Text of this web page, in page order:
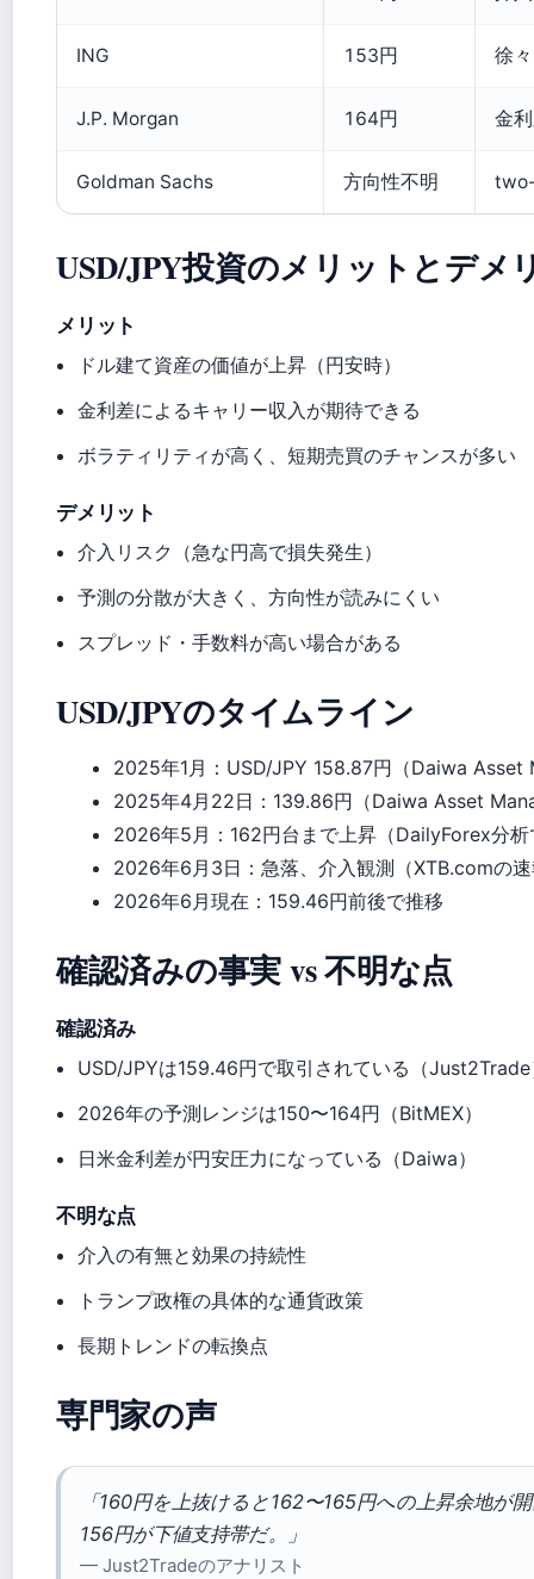
ING 153円 徐
J.P. Morgan 164円 金
Goldman Sachs 方向性不明
USD/JPY投資のメリットとデメ
メリット
ドル建て資産の価値が上昇（円安時）
金利差によるキャリー収入が期待できる
ボラティリティが高く、短期売買のチャンスが多い
デメリット
介入リスク（急な円高で損失発生）
予測の分散が大きく、方向性が読みにくい
スプレッド・手数料が高い場合がある
USD/JPYのタイムライン
2025年1月 ：USD/JPY 158.87円（Daiwa
2025年4月22日 ：139.86円（Daiwa Asset
2026年5月 ：162円台まで上昇（DailyForex分
2026年6月3日 ：急落、介入観測（XTB.comの
2026年6月現在 ：159.46円前後で推移
確認済みの事実 vs 不明な点
確認済み
USD/JPYは159.46円で取引されている（
2026年の予測レンジは150〜164円（BitMEX）
日米金利差が円安圧力になっている（Daiwa）
不明な点
介入の有無と効果の持続性
トランプ政権の具体的な通貨政策
長期トレンドの転換点
専門家の声
「160円を上抜けると162〜165円への上昇余地が
156円が下値支持帯だ。」
— Just2Tradeのアナリスト